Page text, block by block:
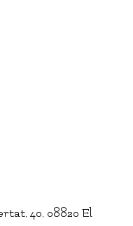
40, 08820 El